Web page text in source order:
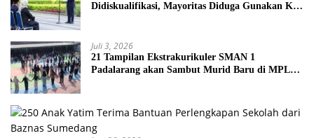
Didiskualifikasi, Mayoritas Diduga Gunakan KK
Juli 3, 2026
21 Tampilan Ekstrakurikuler SMAN 1
Padalarang akan Sambut Murid Baru di MPLS